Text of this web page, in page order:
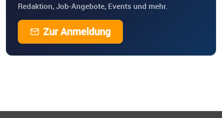
Redaktion, Job-Angebote, Events und mehr.
Zur Anmeldung